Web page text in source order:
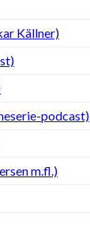
Källner)
podcast)
m.fl.)